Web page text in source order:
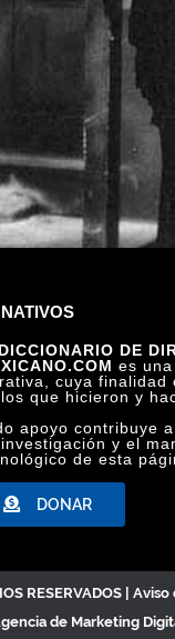
LA MUJER DEL
DE
es
cuya finalidad
que hicieron y
apoyo contribuye
y el
de esta
DONAR
RESERVADOS | Aviso
de Marketing